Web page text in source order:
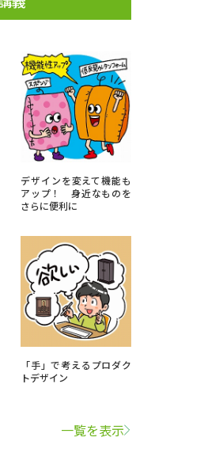
検索
デザインを変えて機能も
アップ！ 身近なものを
さらに便利に
「手」で考えるプロダク
トデザイン
一覧を表示